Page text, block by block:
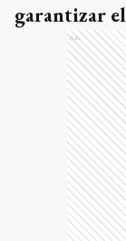
garantizar
Ads